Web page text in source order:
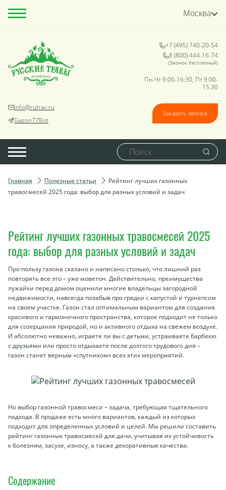
Москва
info@rutrav.ru
Gazon77Bot
+7 (495) 740-20-54
8 (800) 444-16-74
(Звонок бесплатный)
Пн-Чт 9:00-16:30, Пт 9:00-
15.30
Заказать звонок
Главная Полезные статьи
Рейтинг лучших газонных
травосмесей 2025 года: выбор для разных условий и задач
Рейтинг лучших газонных травосмесей 2025
года: выбор для разных условий и задач
Про пользу газона сказано и написано столько, что лишний раз
повторять все это – уже моветон. Действительно, преимущества
лужайки перед домом оценили многие владельцы загородной
недвижимости, навсегда позабыв про грядки с капустой и турнепсом
на своем участке. Газон стал оптимальным вариантом для создания
красивого и гармоничного пространства, которое подходит не только
для созерцания природой, но и активного отдыха на свежем воздухе.
И абсолютно неважно, играете ли вы с детьми, устраиваете барбекю
с друзьями или просто отдыхаете после долгого трудового дня –
газон станет верным «спутником» всех этих мероприятий.
Но выбор газонной травосмеси – задача, требующая тщательного
подхода. В продаже есть много вариантов, каждый из которых
подходит для определенных условий и целей. Мы решили составить
рейтинг газонных травосмесей для дачи, учитывая их устойчивость
к болезням, засухе, износу, а также декоративные качества.
Содержание